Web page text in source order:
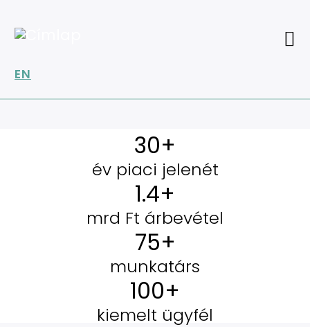
tartalomra
EN
30+
év piaci jelenét
1.4+
mrd Ft árbevétel
75+
munkatárs
100+
kiemelt ügyfél